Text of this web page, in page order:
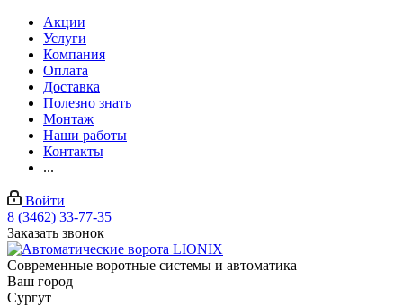
Акции
Услуги
Компания
Оплата
Доставка
Полезно знать
Монтаж
Наши работы
Контакты
...
Войти
8 (3462) 33-77-35
Заказать звонок
Современные воротные системы и автоматика
Ваш город
Сургут